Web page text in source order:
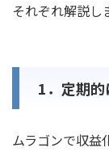
それぞれ解説し
1．定期的
ムラゴンで収益